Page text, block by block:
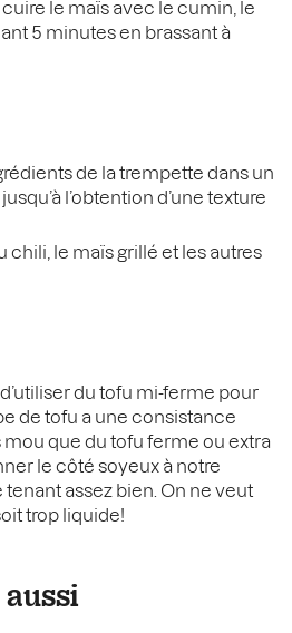
le maïs avec le cumin, le
5 minutes en brassant à
de la trempette dans un
l’obtention d’une texture
chili, le maïs grillé et les autres
du tofu mi-ferme pour
de tofu a une consistance
que du tofu ferme ou extra
le côté soyeux à notre
assez bien. On ne veut
trop liquide!